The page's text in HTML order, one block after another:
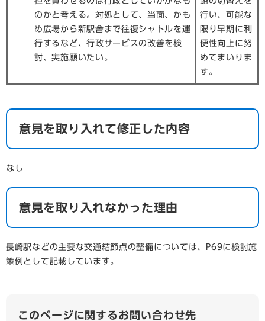
のかと考える。対処として、当面、かも
め広場から新駅舎まで往復シャトルを運
行するなど、行政サービスの改善を検
討、実施願いたい。
行い、可能な
限り早期に利
便性向上に努
めてまいりま
す。
意見を取り入れて修正した内容
なし
意見を取り入れなかった理由
長崎駅などの主要な交通結節点の整備については、P69に検討施
策例として記載しています。
このページに関するお問い合わせ先